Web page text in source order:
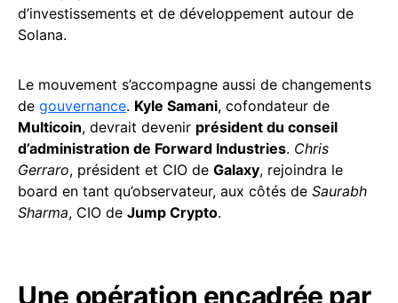
d’investissements et de développement autour de
Solana.
Le mouvement s’accompagne aussi de changements
de gouvernance. Kyle Samani, cofondateur de
Multicoin, devrait devenir président du conseil
d’administration de Forward Industries. Chris
Gerraro, président et CIO de Galaxy, rejoindra le
board en tant qu’observateur, aux côtés de Saurabh
Sharma, CIO de Jump Crypto.
Une opération encadrée par